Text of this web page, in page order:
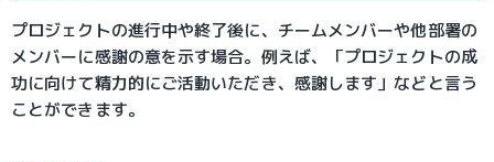
プロジェクトの進行中や終了後に、チームメンバーや他部署の
メンバーに感謝の意を示す場合。例えば、「プロジェクトの成
功に向けて精力的にご活動いただき、感謝します」などと言う
ことができます。